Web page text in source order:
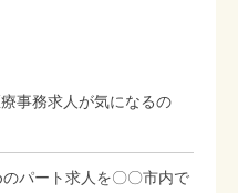
事務求人が気になるの
のパート求人を〇〇市内で